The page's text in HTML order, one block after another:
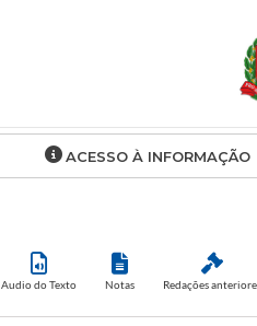
ACESSO À INFORMAÇÃO
Audio do Texto Notas Redações